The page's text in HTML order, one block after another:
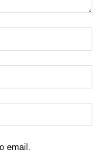
email.